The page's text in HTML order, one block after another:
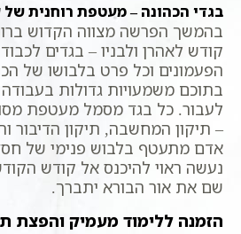
בגדי הכהונה – מעטפת רוחנית
בהמשך הפרשה מצווה הקדוש
קודש לאהרן ולבניו – בגדים
הפעמונים וכל פרט בלבושו של
בתוכם משמעויות גדולות
לעבור. כל בגד מסמל מעטפת
– תיקון המחשבה, תיקון הדיבור
אדם מתעטף בלבוש פנימי של
נעשה ראוי להיכנס אל קודש
שם את אור הבורא יתברך.
הזמנה ללימוד מעמיק והפצת